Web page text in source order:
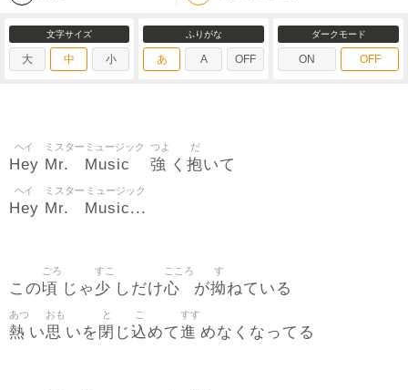
文字サイズ
大 中 小
ふりがな
あ A OFF
ダークモード
ON OFF
Hey
ヘイ
Mr.
ミスター
Music
ミュージック
強
つよ
く 抱
だ
いて
Hey
ヘイ
Mr.
ミスター
Music...
ミュージック
この頃
ごろ
じゃ 少
すこ
しだけ心
こころ
が拗
す
ねている
熱
あつ
い思
おも
いを 閉
と
じ込
こ
めて進
すす
めなくなってる